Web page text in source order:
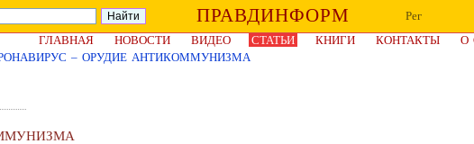
ПРАВДИНФОРМ
Рег
ГЛАВНАЯ
НОВОСТИ ВИДЕО СТАТЬИ КНИГИ КОНТАКТЫ
О
– ОРУДИЕ АНТИКОММУНИЗМА